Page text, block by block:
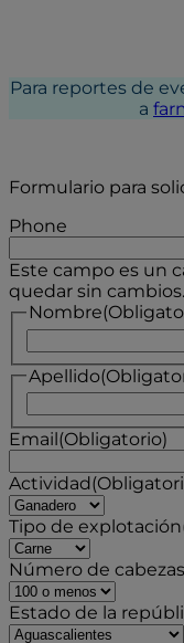
Para reportes de
a
Formulario para
Phone
Este campo es un
quedar sin cambios.
Nombre
Apellido
Email (Obligatorio)
Actividad
Tipo de explotación
Número de cabezas
Estado de la